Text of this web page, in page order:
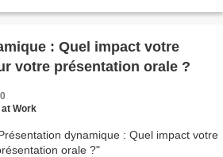
: Quel impact votre
votre présentation orale ?
at Work